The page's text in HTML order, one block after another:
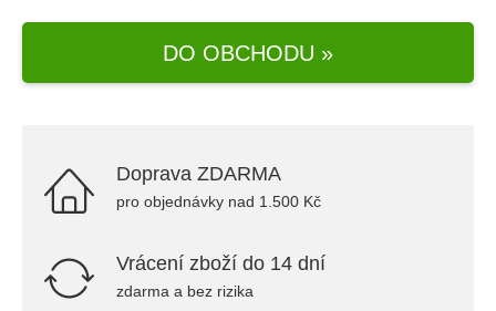
DO OBCHODU »
Doprava ZDARMA
pro objednávky nad 1.500 Kč
Vrácení zboží do 14 dní
zdarma a bez rizika